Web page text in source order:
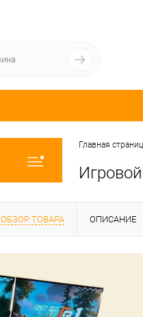
Главная
ОБЗОР ТОВАРА ОПИСАНИЕ